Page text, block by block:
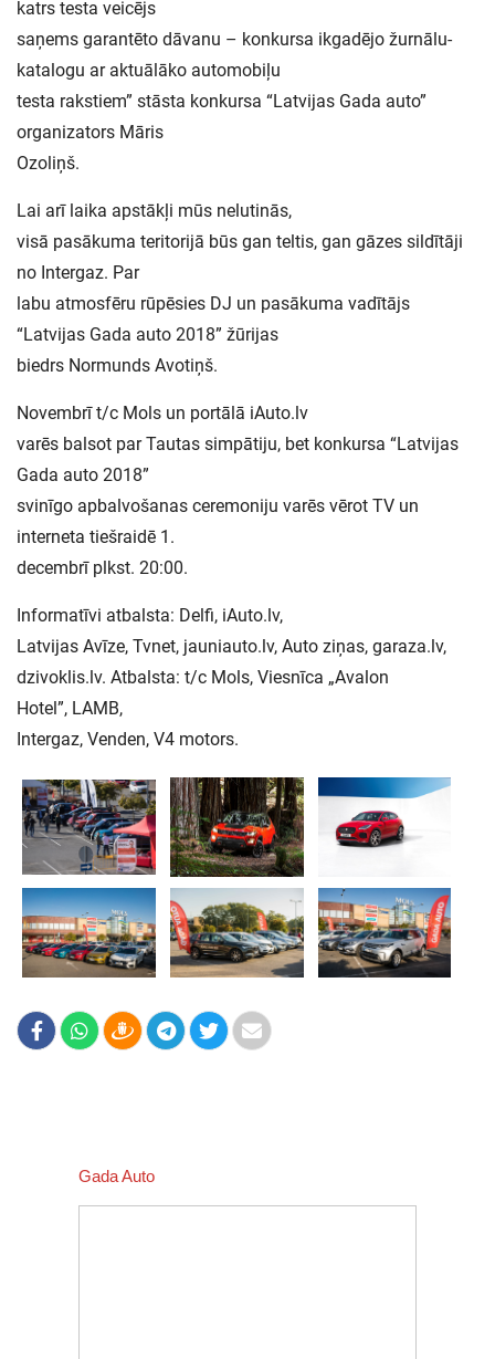
katrs testa veicējs
saņems garantēto dāvanu – konkursa ikgadējo žurnālu-
katalogu ar aktuālāko automobiļu
testa rakstiem” stāsta konkursa “Latvijas Gada auto”
organizators Māris
Ozoliņš.
Lai arī laika apstākļi mūs nelutinās,
visā pasākuma teritorijā būs gan teltis, gan gāzes sildītāji
no Intergaz. Par
labu atmosfēru rūpēsies DJ un pasākuma vadītājs
“Latvijas Gada auto 2018” žūrijas
biedrs Normunds Avotiņš.
Novembrī t/c Mols un portālā iAuto.lv
varēs balsot par Tautas simpātiju, bet konkursa “Latvijas
Gada auto 2018”
svinīgo apbalvošanas ceremoniju varēs vērot TV un
interneta tiešraidē 1.
decembrī plkst. 20:00.
Informatīvi atbalsta: Delfi, iAuto.lv,
Latvijas Avīze, Tvnet, jauniauto.lv, Auto ziņas, garaza.lv,
dzivoklis.lv. Atbalsta: t/c Mols, Viesnīca „Avalon
Hotel”, LAMB,
Intergaz, Venden, V4 motors.
Gada Auto